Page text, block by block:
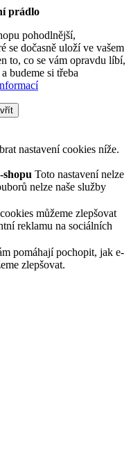
prádlo
pohodlnější,
se dočasně uloží ve vašem
to, co se vám opravdu líbí,
budeme si třeba
nastavení cookies níže.
shopu Toto nastavení nelze
nelze naše služby
můžeme zlepšovat
reklamu na sociálních
pomáhají pochopit, jak e-
zlepšovat.